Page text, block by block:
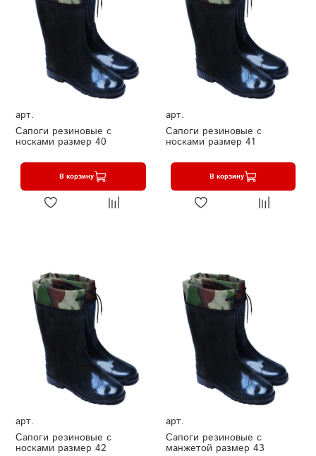
арт.
Сапоги резиновые с
носками размер 40
В корзину
арт.
Сапоги резиновые с
носками размер 41
В корзину
арт.
Сапоги резиновые с
носками размер 42
арт.
Сапоги резиновые с
манжетой размер 43